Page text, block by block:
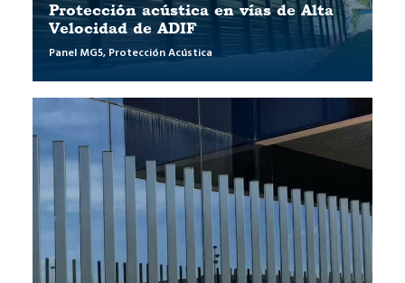
Protección acústica en vías de Alta
Velocidad de ADIF
Panel MG5, Protección Acústica